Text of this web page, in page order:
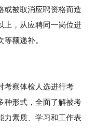
或被取消应聘资格而造
上，从应聘同一岗位进
额递补。
考察体检人选进行考
种形式，全面了解被考
力素质、学习和工作表